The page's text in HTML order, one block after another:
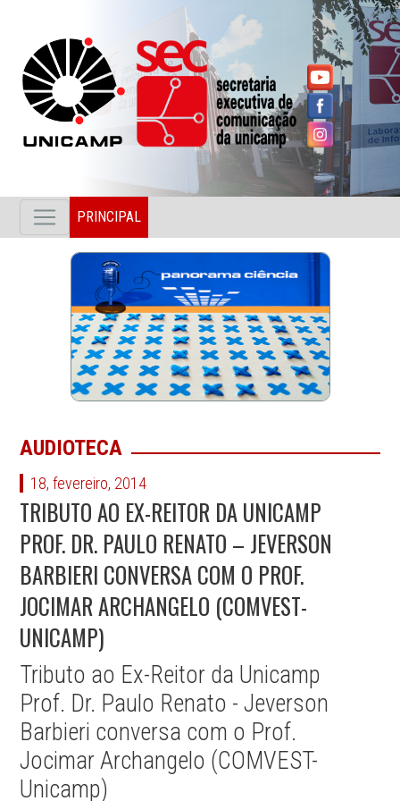
PRINCIPAL
AUDIOTECA
18, fevereiro, 2014
TRIBUTO AO EX-REITOR DA UNICAMP
PROF. DR. PAULO RENATO – JEVERSON
BARBIERI CONVERSA COM O PROF.
JOCIMAR ARCHANGELO (COMVEST-
UNICAMP)
Tributo ao Ex-Reitor da Unicamp
Prof. Dr. Paulo Renato - Jeverson
Barbieri conversa com o Prof.
Jocimar Archangelo (COMVEST-
Unicamp)